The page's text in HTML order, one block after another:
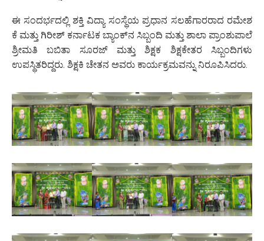
ಈ ಸಂದರ್ಭದಲ್ಲಿ ಶಕ್ತಿ ವಿದ್ಯಾ ಸಂಸ್ಥೆಯ ಪ್ರಧಾನ ಸಲಹೆಗಾರರಾದ ರಮೇಶ
ಕೆ ಮತ್ತು ಗಿರೀಶ್ ಕರ್ನಾಟಕ ಬ್ಯಾಂಕ್‌ನ ಸಿಬ್ಬಂದಿ ಮತ್ತು ಶಾಲಾ ಪ್ರಾಂಶುಪಾಲೆ
ಶ್ರೀಮತಿ ಬಬಿತಾ ಸೂರಜ್ ಮತ್ತು ಶಿಕ್ಷಕ ಶಿಕ್ಷಕೇತರ ಸಿಬ್ಬಂದಿಗಳು
ಉಪಸ್ಥಿತರಿದ್ದರು. ಶಿಕ್ಷಕಿ ಚೇತನ ಅವರು ಕಾರ್ಯಕ್ರಮವನ್ನು ನಿರೂಪಿಸಿದರು.